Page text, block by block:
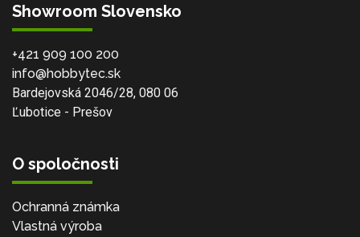
Showroom Slovensko
+421 909 100 200
info@hobbytec.sk
Bardejovská 2046/28, 080 06
Ľubotice - Prešov
O spoločnosti
Ochranná známka
Vlastná výroba